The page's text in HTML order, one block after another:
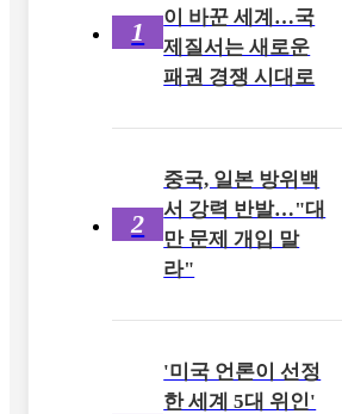
1
이 바꾼 세계…국
제질서는 새로운
패권 경쟁 시대로
2
중국, 일본 방위백
서 강력 반발…"대
만 문제 개입 말
라"
'미국 언론이 선정
한 세계 5대 위인'